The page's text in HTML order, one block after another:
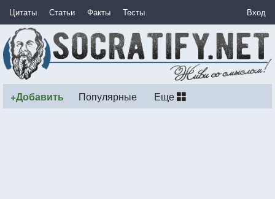
Цитаты Статьи Факты Тесты Вход
+Добавить Популярные Еще